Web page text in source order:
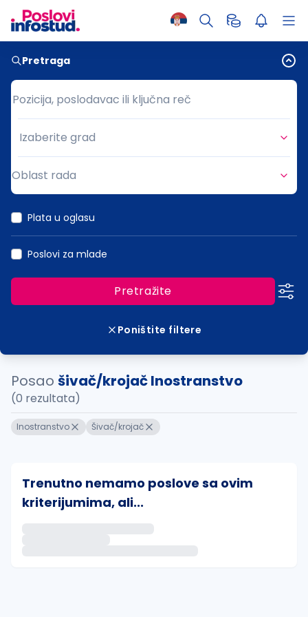
Pretraga
Pozicija, poslodavac ili ključna reč
Pozicija, poslodavac ili ključna reč
Grad
Izaberite grad
Oblast rada
Plata u oglasu
Poslovi za mlade
Pretražite
Poništite filtere
Posao šivač/krojač Inostranstvo
(0 rezultata)
Inostranstvo Šivač/krojač
Trenutno nemamo poslove sa ovim
kriterijumima, ali...